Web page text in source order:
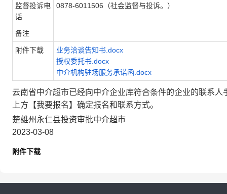
监督投诉电
话
0878-6011506（社会监督与投诉。）
备注
附件下载
业务洽谈告知书.docx
授权委托书.docx
中介机构驻场服务承诺函.docx
云南省中介超市已经向中介企业库符合条件的企业的联系
上方【我要报名】确定报名和联系方式。
楚雄州永仁县投资审批中介超市
2023-03-08
附件下载